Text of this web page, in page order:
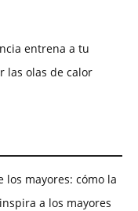
entrena a tu
las olas de calor
los mayores: cómo la
a los mayores